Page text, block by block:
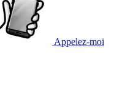
Appelez-moi